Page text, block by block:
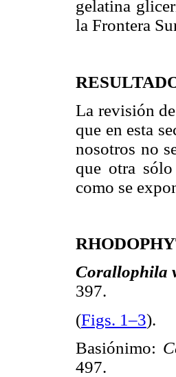
gelatina
la Frontera
La revisión
que en esta
nosotros no
que otra
como se
Corallophila
397.
(Figs. 1–3).
Basiónimo:
497.